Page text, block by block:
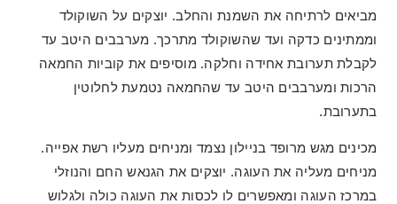
מביאים לרתיחה את השמנת והחלב. יוצקים על השוקולד
וממתינים כדקה ועד שהשוקולד מתרכך. מערבבים היטב עד
לקבלת תערובת אחידה וחלקה. מוסיפים את קוביות החמאה
הרכות ומערבבים היטב עד שהחמאה נטמעת לחלוטין
בתערובת.
מכינים מגש מרופד בניילון נצמד ומניחים מעליו רשת אפייה.
מניחים מעליה את העוגה. יוצקים את הגנאש החם והנוזלי
במרכז העוגה ומאפשרים לו לכסות את העוגה כולה ולגלוש